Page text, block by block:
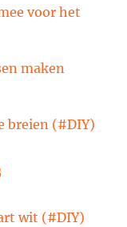
voor het
maken
breien (#DIY)
wit (#DIY)